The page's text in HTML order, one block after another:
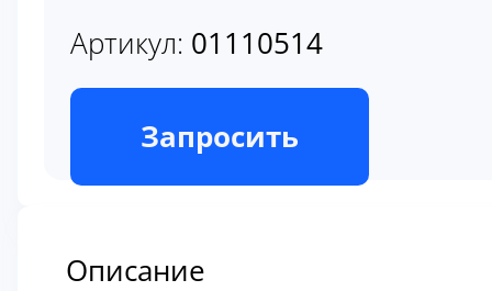
Артикул: 01110514
В наличии
Запросить
Описание